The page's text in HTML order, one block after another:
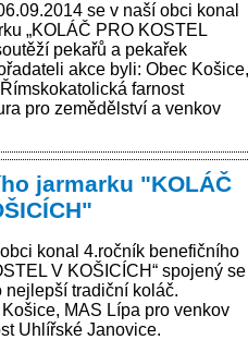
se v naší obci konal
„KOLÁČ PRO KOSTEL
pekařů a pekařek
akce byli: Obec Košice,
farnost
pro zemědělství a venkov
jarmarku "KOLÁČ
konal 4.ročník benefičního
V KOŠICÍCH“ spojený se
nejlepší tradiční koláč.
MAS Lípa pro venkov
Uhlířské Janovice.